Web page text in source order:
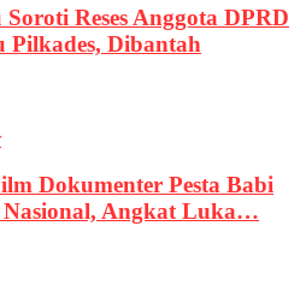
Reses Anggota DPRD
Pilkades, Dibantah
Dokumenter Pesta Babi
Nasional, Angkat Luka…